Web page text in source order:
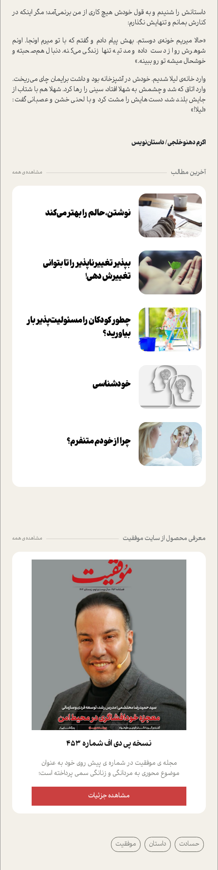
داستانش را شنیدم و به قول خودش هیچ کاری از من برنمی‌آمد؛ مگر اینکه در
کنارش بمانم و تنهایش نگذارم:
«حالا میریم خونه‌ی دوستم. بهش پیام دادم و گفتم که با تو میرم اونجا. اونم
شوهرش رو از دست داده و مدتیه تنها زندگی می‌کنه. دنبال هم‌صحبته و
خوشحال میشه تو رو ببینه.»
وارد خانه‌ی لیلا شدیم. خودش در آشپزخانه بود و داشت برایمان چای می‌ریخت.
وارد اتاق که شد و چشمش به شهلا افتاد، سینی را رها کرد. شهلا هم با شتاب از
جایش بلند شد، دست‌هایش را مشت کرد و با لحنی خشن و عصبانی گفت:
«لیلا!»
اکرم دهنوخلجی/ داستان‌نویس
آخرین مطالب مشاهده ی همه
نوشتن، حالم را بهتر می‌کند
بپذير تغييرناپذير را تا بتواني
تغييرش دهي!‏
چطور کودکان را مسئولیت‌پذیر بار
بیاورید؟
خودشناسی
چرا از خودم متنفرم؟
معرفی محصول از سایت موفقیت مشاهده ی همه
نسخه پي دي اف شماره 453
مجله ی موفقیت در شماره ی پیش روی خود به عنوان
موضوع محوری به مردانگی و زنانگی سمی پرداخته است؛
علیخواه، جامعه شناس در بخش های مختلف تلاش کرده ایم
از دریچه های گوناگون به این موضوع مهم بپردازیم.فصل
پیرامون آن آشنا می کند.در بخش دو فنجان داغ به سراغ افرادی
رفته ایم که موفقیت را در عمل به اثبات رسانده اند؛ سید
حمیدرضا محتشمی که بیست و پنجمین سال فعالیت حرفه
مشاهده جزئیات
حسادت داستان موفقیت